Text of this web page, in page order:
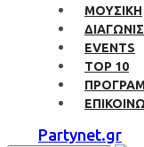
ΜΟΥΣΙΚΗ
EVENTS
TOP 10
Partynet.gr